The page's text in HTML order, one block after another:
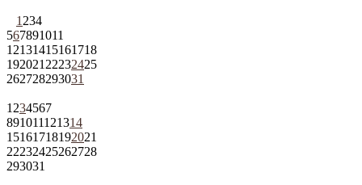
1 234
567891011
12131415161718
192021 22232425
262728293031
1 234567
891011121314
15161718192021
22232425262728
293031